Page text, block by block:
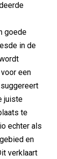
goede
in de
een
juiste
te
echter als
en
verklaart